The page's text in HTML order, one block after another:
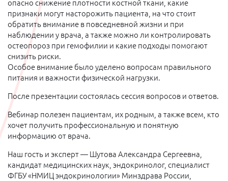
опасно снижение плотности костной ткани, какие
признаки могут насторожить пациента, на что стоит
обратить внимание в повседневной жизни и при
наблюдении у врача, а также можно ли контролировать
остеопороз при гемофилии и какие подходы помогают
снизить риски.
Особое внимание было уделено вопросам правильного
питания и важности физической нагрузки.
После презентации состоялась сессия вопросов и ответов.
Вебинар полезен пациентам, их родным, а также всем, кто
хочет получить профессиональную и понятную
информацию от врача.
Наш гость и эксперт — Шутова Александра Сергеевна,
кандидат медицинских наук, эндокринолог, специалист
ФГБУ «НМИЦ эндокринологии» Минздрава России,